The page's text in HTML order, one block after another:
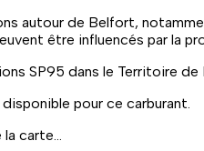
autour de Belfort,
être influencés par la
SP95 dans le Territoire
pour ce carburant.
carte...